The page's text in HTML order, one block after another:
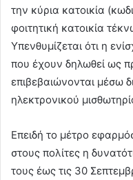
την κύρια κατοικία
φοιτητική κατοικία
Υπενθυμίζεται ότι η
που έχουν δηλωθεί ως
επιβεβαιώνονται μέσω
ηλεκτρονικού
Επειδή το μέτρο
στους πολίτες η
τους έως τις 30